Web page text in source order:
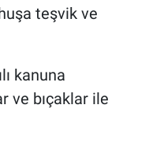
teşvik ve
kanuna
ve bıçaklar ile